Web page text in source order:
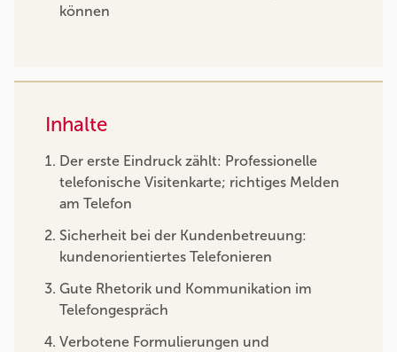
können
Inhalte
Der erste Eindruck zählt: Professionelle
telefonische Visitenkarte; richtiges Melden
am Telefon
Sicherheit bei der Kundenbetreuung:
kundenorientiertes Telefonieren
Gute Rhetorik und Kommunikation im
Telefongespräch
Verbotene Formulierungen und